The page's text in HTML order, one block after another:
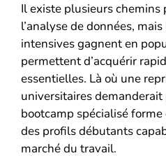
Il existe plusieurs chemins
l’analyse de données,
intensives gagnent en
permettent d’acquérir
essentielles. Là où une
universitaires
bootcamp spécialisé
des profils débutants
marché du travail.